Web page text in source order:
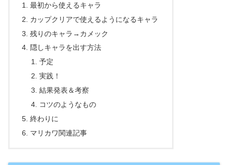
最初から使えるキャラ
カップクリアで使えるようになるキャラ
残りのキャラ→カメック
隠しキャラを出す方法
予定
実践！
結果発表＆考察
コツのようなもの
終わりに
マリカワ関連記事